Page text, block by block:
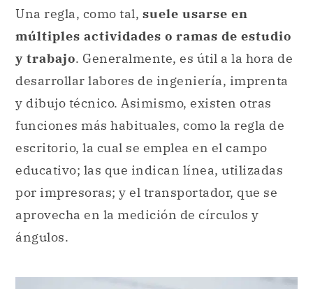
Una regla, como tal, suele usarse en
múltiples actividades o ramas de estudio
y trabajo. Generalmente, es útil a la hora de
desarrollar labores de ingeniería, imprenta
y dibujo técnico. Asimismo, existen otras
funciones más habituales, como la regla de
escritorio, la cual se emplea en el campo
educativo; las que indican línea, utilizadas
por impresoras; y el transportador, que se
aprovecha en la medición de círculos y
ángulos.